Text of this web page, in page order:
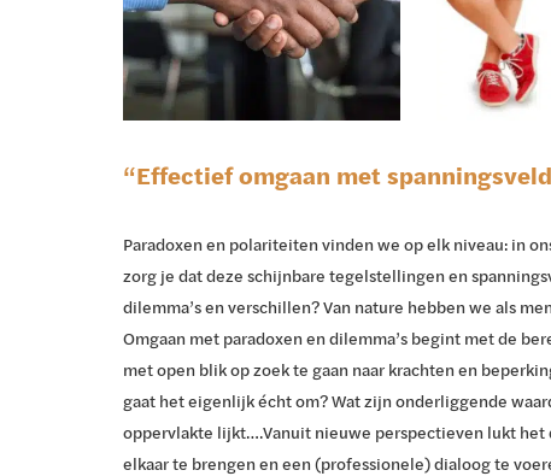
“Effectief omgaan met
Paradoxen en polariteiten vinden we op elk niveau: in
zorg je dat deze schijnbare tegelstellingen en
dilemma’s en verschillen? Van nature hebben we als
Omgaan met paradoxen en dilemma’s begint met de
met open blik op zoek te gaan naar krachten en
gaat het eigenlijk écht om? Wat zijn onderliggende
oppervlakte lijkt….Vanuit nieuwe perspectieven lukt het
elkaar te brengen en een (professionele) dialoog te